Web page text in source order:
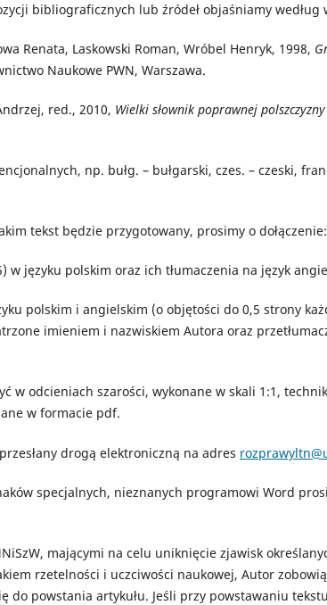
bibliograficznych lub źródeł objaśniamy według
Laskowski Roman, Wróbel Henryk, 1998,
Naukowe PWN, Warszawa.
red., 2010, Wielki słownik poprawnej
np. bułg. – bułgarski, czes. – czeski,
tekst będzie przygotowany, prosimy o dołączenie:
w języku polskim oraz ich tłumaczenia na język
polskim i angielskim (o objętości do 0,5 strony
imieniem i nazwiskiem Autora oraz
w odcieniach szarości, wykonane w skali 1:1,
w formacie pdf.
drogą elektroniczną na adres
specjalnych, nieznanych programowi Word
mającymi na celu uniknięcie zjawisk
rzetelności i uczciwości naukowej, Autor
do powstania artykułu. Jeśli przy powstawaniu